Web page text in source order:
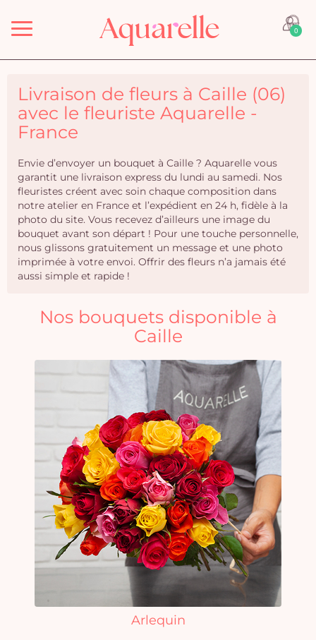
Menu 0
Livraison de fleurs à Caille (06)
avec le fleuriste Aquarelle -
France
Envie d’envoyer un bouquet à Caille ? Aquarelle vous
garantit une livraison express du lundi au samedi. Nos
fleuristes créent avec soin chaque composition dans
notre atelier en France et l’expédient en 24 h, fidèle à la
photo du site. Vous recevez d’ailleurs une image du
bouquet avant son départ ! Pour une touche personnelle,
nous glissons gratuitement un message et une photo
imprimée à votre envoi. Offrir des fleurs n’a jamais été
aussi simple et rapide !
Nos bouquets disponible à
Caille
Arlequin